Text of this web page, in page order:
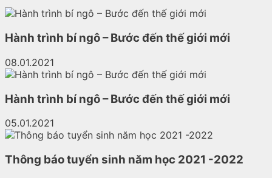
Hành trình bí ngô – Bước đến thế giới mới
08.01.2021
Hành trình bí ngô – Bước đến thế giới mới
05.01.2021
Thông báo tuyển sinh năm học 2021 -2022